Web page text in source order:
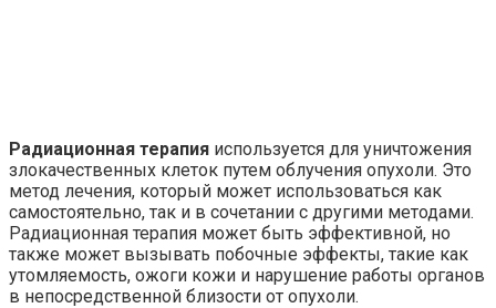
Радиационная терапия используется для уничтожения
злокачественных клеток путем облучения опухоли. Это
метод лечения, который может использоваться как
самостоятельно, так и в сочетании с другими методами.
Радиационная терапия может быть эффективной, но
также может вызывать побочные эффекты, такие как
утомляемость, ожоги кожи и нарушение работы органов
в непосредственной близости от опухоли.